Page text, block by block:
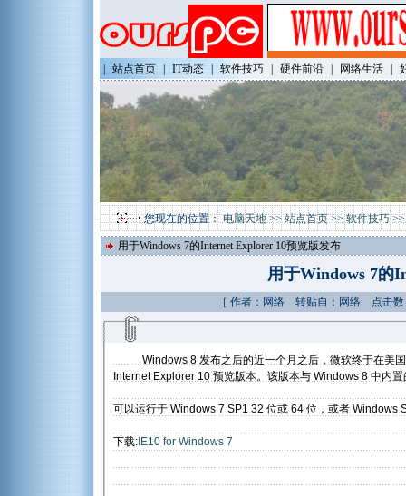
站点首页 IT动态 软件技巧 硬件前沿 网络生活
您现在的位置：电脑天地>>站点首页>>软件技巧
用于Windows 7的Internet Explorer 10预览版发布
用于Windows 7的
［ 作者：网络 转贴自：网络 点击
Windows 8 发布之后的近一个月之后，微软终于在美
Internet Explorer 10 预览版本。该版本与 Windows 8 中内
可以运行于 Windows 7 SP1 32 位或 64 位，或者 Windows
下载: IE10 for Windows 7